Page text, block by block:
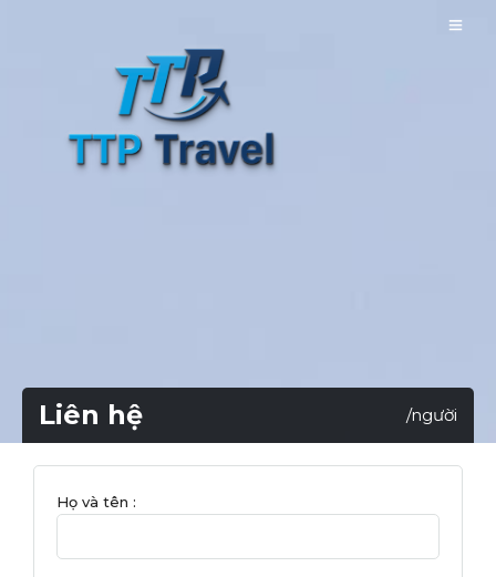
Liên hệ /người
Họ và tên :